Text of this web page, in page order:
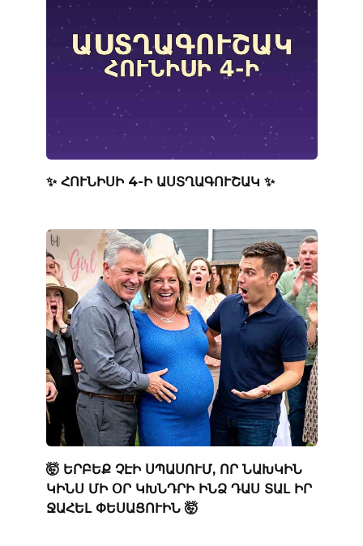
✨ ՀՈՒՆԻՍԻ 4-Ի ԱՍՏՂԱԳՈՒՇԱԿ ✨
🤯 ԵՐԲԵՔ ՉԷԻ ՍՊԱՍՈՒՄ, ՈՐ ՆԱԽԿԻՆ
ԿԻՆՍ ՄԻ ՕՐ ԿԽՆԴՐԻ ԻՆՁ ԴԱՍ ՏԱԼ ԻՐ
ՋԱՀԵԼ ՓԵՍԱՑՈՒԻՆ 🤯